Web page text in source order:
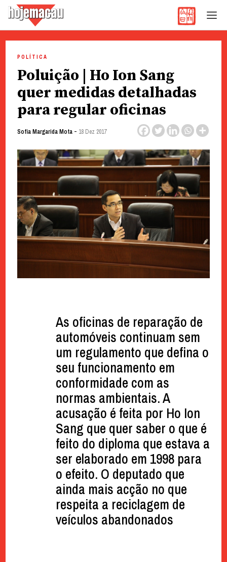
content
POLÍTICA
Poluição | Ho Ion Sang
quer medidas detalhadas
para regular oficinas
Sofia Margarida Mota- 18 Dez 2017
As oficinas de reparação de
automóveis continuam sem
um regulamento que defina o
seu funcionamento em
conformidade com as
normas ambientais. A
acusação é feita por Ho Ion
Sang que quer saber o que é
feito do diploma que estava a
ser elaborado em 1998 para
o efeito. O deputado que
ainda mais acção no que
respeita a reciclagem de
veículos abandonados